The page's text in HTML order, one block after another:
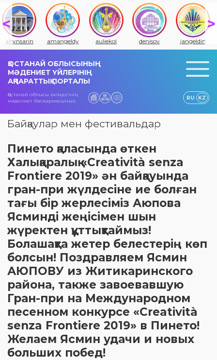
altynsarin amangeldy auliekol denisov jangeldin
ҚОСТАНАЙ ОБЛЫСЫНЫҢ
МӘДЕНИЕТ ҮЙЛЕРІНІҢ
АҚПАРАТТЫҚ ПОРТАЛЫ
Қостанай облысы әкімдігінің
мәдениет басқармасының
RU KZ
Байқаулар мен фестивальдар
Пинето қаласында өткен
Халықаралық «Creatività senza
Frontiere 2019» ән байқауында
гран-при жүлдесіне ие болған
тағы бір жерлесіміз Аюпова
Ясминді жеңісімен шын
жүректен құттықтаймыз!
Болашақта жетер белестерің көп
болсын! Поздравляем Ясмин
АЮПОВУ из Житикаринского
района, также завоевавшую
Гран-при на Международном
песенном конкурсе «Creatività
senza Frontiere 2019» в Пинето!
Желаем Ясмин удачи и новых
больших побед!